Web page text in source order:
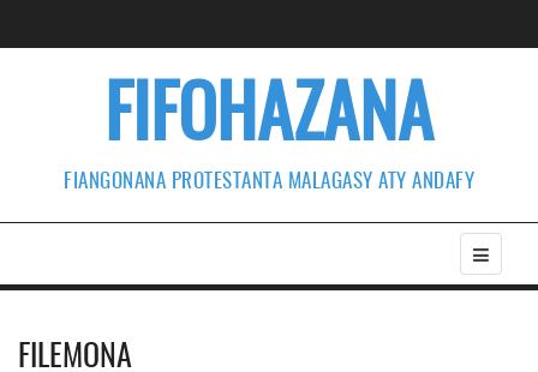
FIFOHAZANA
FIANGONANA PROTESTANTA MALAGASY ATY ANDAFY
FILEMONA